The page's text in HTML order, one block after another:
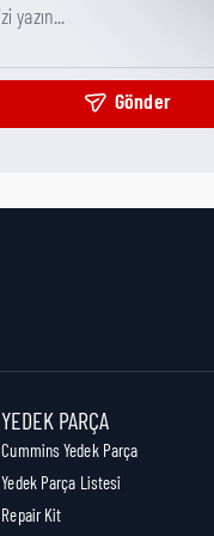
CPG
Gönder
YEDEK PARÇA
Cummins Yedek Parça
Yedek Parça Listesi
Repair Kit